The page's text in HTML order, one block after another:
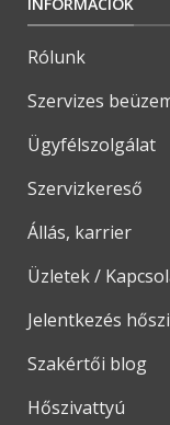
Rólunk
Szervizes
Ügyfélszolgálat
Szervizkereső
Állás, karrier
Üzletek /
Jelentkezés
Szakértői blog
Hőszivattyú